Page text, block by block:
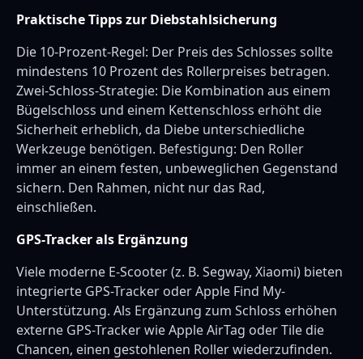
Praktische Tipps zur Diebstahlsicherung
Die 10-Prozent-Regel: Der Preis des Schlosses sollte
mindestens 10 Prozent des Rollerpreises betragen.
Zwei-Schloss-Strategie: Die Kombination aus einem
Bügelschloss und einem Kettenschloss erhöht die
Sicherheit erheblich, da Diebe unterschiedliche
Werkzeuge benötigen. Befestigung: Den Roller
immer an einem festen, unbeweglichen Gegenstand
sichern. Den Rahmen, nicht nur das Rad,
einschließen.
GPS-Tracker als Ergänzung
Viele moderne E-Scooter (z. B. Segway, Xiaomi) bieten
integrierte GPS-Tracker oder Apple Find My-
Unterstützung. Als Ergänzung zum Schloss erhöhen
externe GPS-Tracker wie Apple AirTag oder Tile die
Chancen, einen gestohlenen Roller wiederzufinden.